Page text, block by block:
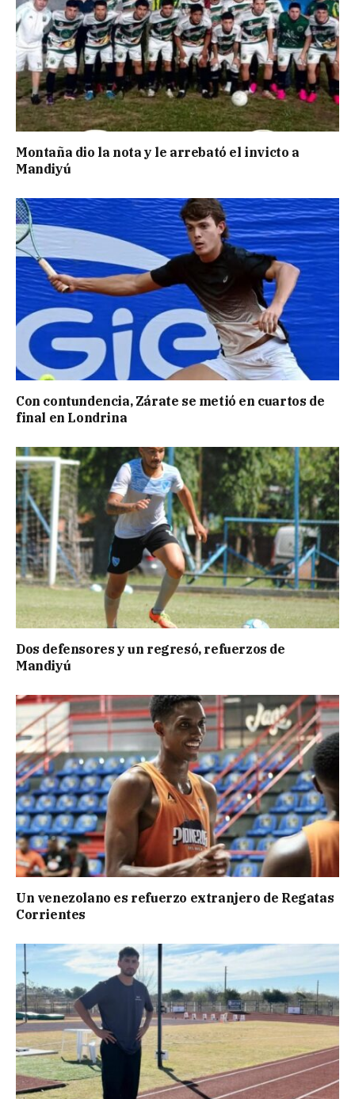
Montaña dio la nota y le arrebató el invicto a
Mandiyú
Con contundencia, Zárate se metió en cuartos de
final en Londrina
Dos defensores y un regresó, refuerzos de
Mandiyú
Un venezolano es refuerzo extranjero de Regatas
Corrientes